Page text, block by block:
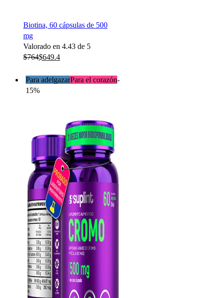
Biotina, 60 cápsulas de 500
mg
Valorado en 4.43 de 5
$764$649.4
Para adelgazarPara el corazón-
15%